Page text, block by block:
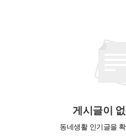
게시글이
동네생활 인기글을